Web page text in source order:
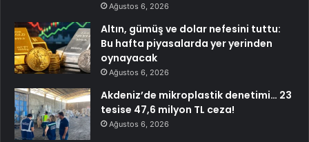
Ağustos 6, 2026
Altın, gümüş ve dolar nefesini tuttu:
Bu hafta piyasalarda yer yerinden
oynayacak
Ağustos 6, 2026
Akdeniz’de mikroplastik denetimi… 23
tesise 47,6 milyon TL ceza!
Ağustos 6, 2026